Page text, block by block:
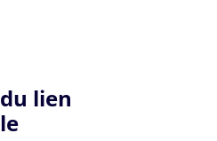
lien